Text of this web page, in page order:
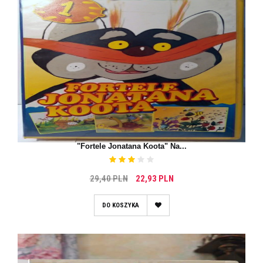
"Fortele Jonatana Koota" Na...
29,40 PLN 22,93 PLN
DO KOSZYKA